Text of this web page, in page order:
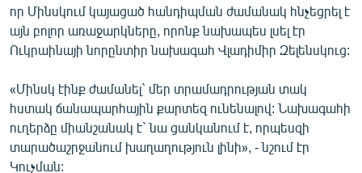
որ Մինսկում կայացած հանդիպման ժամանակ հնչեցրել է
այն բոլոր առաջարկները, որոնք նախապես լսել էր
Ուկրաինայի նորընտիր նախագահ Վլադիմիր Զելենսկուց:
«Մինսկ էինք ժամանել` մեր տրամադրության տակ
հստակ ճանապարհային քարտեզ ունենալով: Նախագահի
ուղերձը միանշանակ է` նա ցանկանում է, որպեսզի
տարածաշրջանում խաղաղություն լինի», - նշում էր
Կուչման: